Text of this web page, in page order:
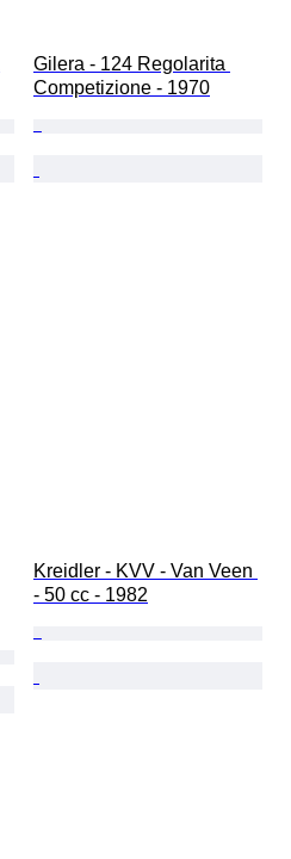
Gilera - 124 Regolarita
Competizione - 1970
Kreidler - KVV - Van Veen
- 50 cc - 1982